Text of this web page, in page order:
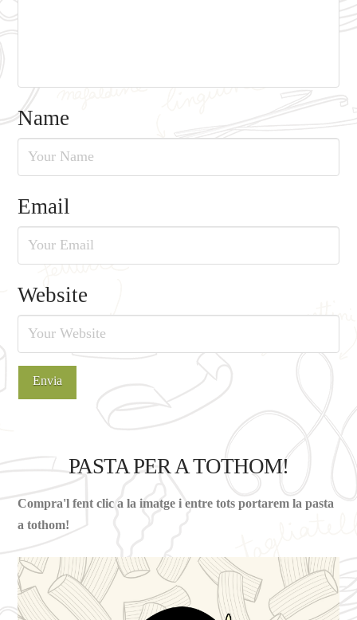
Name
Email
Website
PASTA PER A TOTHOM!
Compra'l fent clic a la imatge i entre tots portarem la pasta
a tothom!